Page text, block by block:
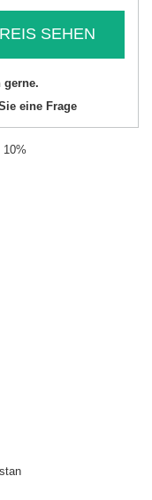
SEHEN
gerne.
eine Frage
10%